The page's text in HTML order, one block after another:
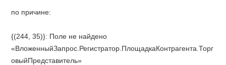
по причине:
{(244, 35)}: Поле не найдено
«ВложенныйЗапрос.Регистратор.ПлощадкаКонтрагента.Торг
овыйПредставитель»